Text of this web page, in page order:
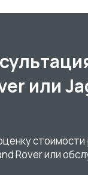
или
стоимости
Rover или